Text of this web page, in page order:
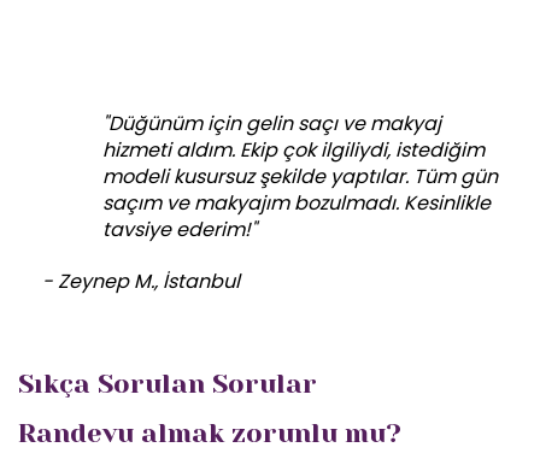
"Düğünüm için gelin saçı ve makyaj
hizmeti aldım. Ekip çok ilgiliydi, istediğim
modeli kusursuz şekilde yaptılar. Tüm gün
saçım ve makyajım bozulmadı. Kesinlikle
tavsiye ederim!"
- Zeynep M., İstanbul
Sıkça Sorulan Sorular
Randevu almak zorunlu mu?